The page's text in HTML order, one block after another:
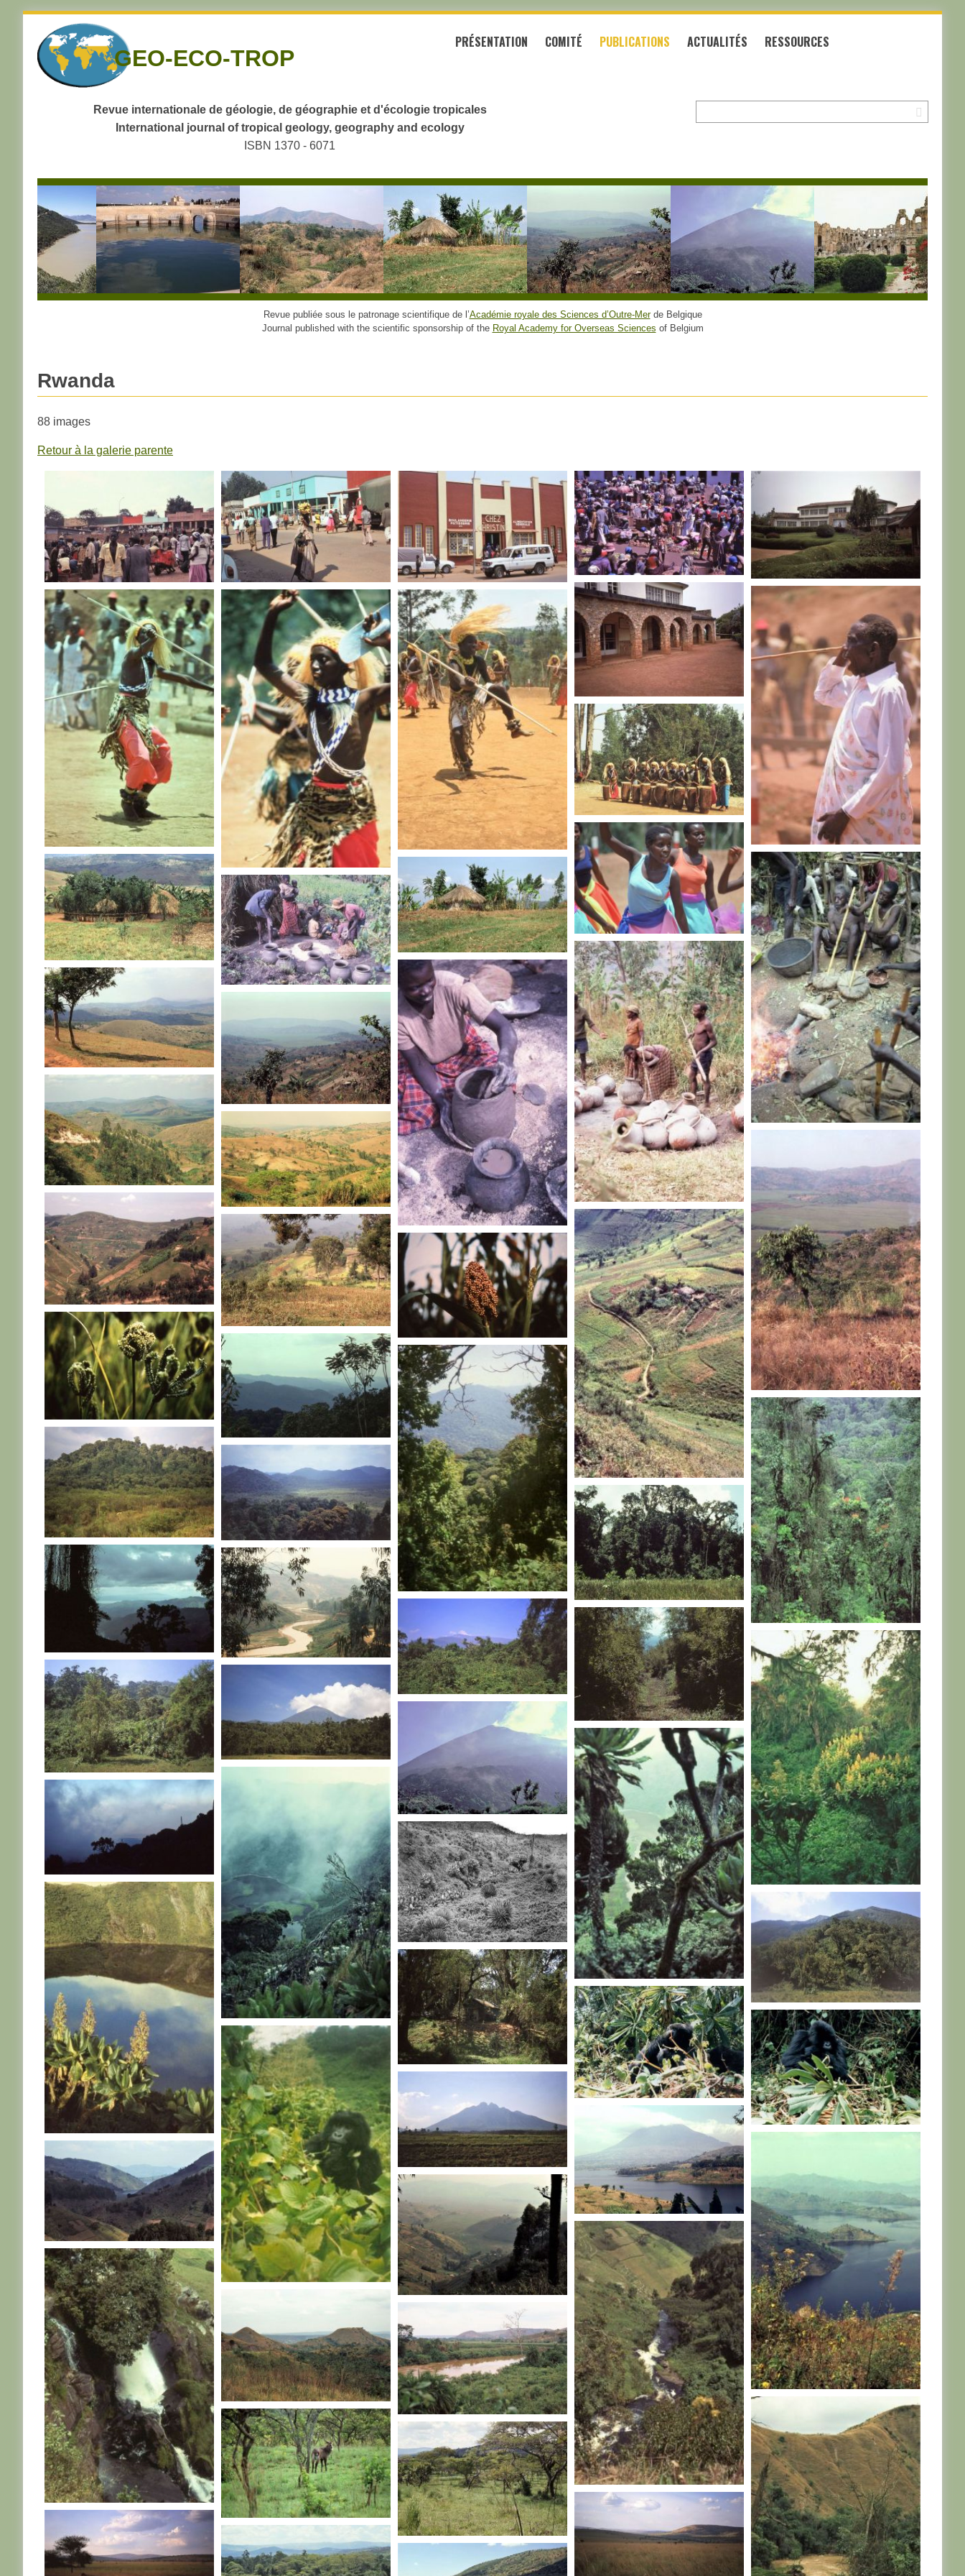
navigation
Skip
GEO-ECO-TROP
PRÉSENTATION COMITÉ PUBLICATIONS ACTUALITÉS RESSOURCES
Revue internationale de géologie, de géographie et d'écologie tropicales
International journal of tropical geology, geography and ecology
ISBN 1370 - 6071
Revue publiée sous le patronage scientifique de l’Académie royale des Sciences d’Outre-Merde Belgique
Journal published with the scientific sponsorship of the Royal Academy for Overseas Sciences of Belgium
Rwanda
88 images
Retour à la galerie parente
RWANDA RWANDA RWANDA
RWANDA RWANDA
RWANDA
RWANDA
RWANDA
RWANDA
RWANDA
RWANDA
RWANDA
RWANDA
RWANDA
RWANDA
RWANDA
RWANDA
RWANDA
RWANDA
RWANDA
RWANDA
RWANDA
RWANDA
RWANDA
RWANDA RWANDA
RWANDA
RWANDA
RWANDA
RWANDA
RWANDA
RWANDA
RWANDA
RWANDA
RWANDA
RWANDA
RWANDA
RWANDA
RWANDA
RWANDA
RWANDA
RWANDA
RWANDA
RWANDA
RWANDA
RWANDA